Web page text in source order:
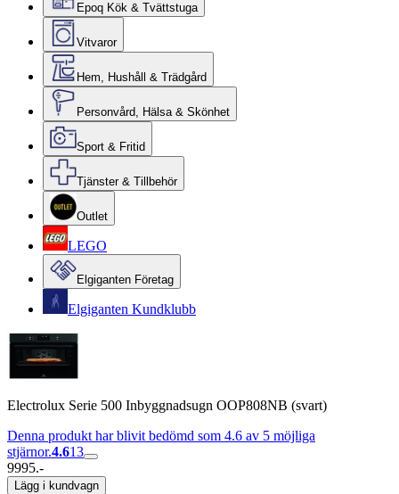
Epoq Kök & Tvättstuga
Vitvaror
Hem, Hushåll & Trädgård
Personvård, Hälsa & Skönhet
Sport & Fritid
Tjänster & Tillbehör
Outlet
LEGO
Elgiganten Företag
Elgiganten Kundklubb
Electrolux Serie 500 Inbyggnadsugn OOP808NB (svart)
Denna produkt har blivit bedömd som 4.6 av 5 möjliga
stjärnor.4.613
9995.-
Lägg i kundvagn